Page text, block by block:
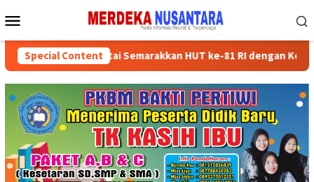
to
Menu
Special Content
Kader Partai Semarakkan HUT ke-81 RI dengan Kegiatan